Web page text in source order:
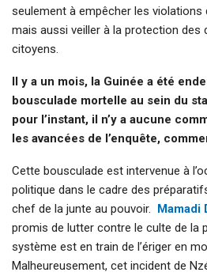
seulement à empêcher les violations
mais aussi veiller à la protection des
citoyens.
Il y a un mois, la Guinée a été
bousculade mortelle au sein du
pour l’instant, il n’y a aucune
les avancées de l’enquête,
Cette bousculade est intervenue à
politique dans le cadre des
chef de la junte au pouvoir. Mamadi
promis de lutter contre le culte de la
système est en train de l’ériger en
Malheureusement, cet incident de